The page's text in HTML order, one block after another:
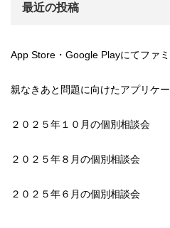
最近の投稿
App Store・Google Playにてファ
親なきあと問題に向けたアプリケ
２０２５年１０月の個別相談会
２０２５年８月の個別相談会
２０２５年６月の個別相談会